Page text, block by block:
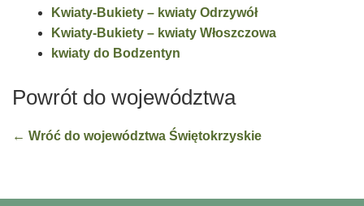
Kwiaty-Bukiety – kwiaty Odrzywół
Kwiaty-Bukiety – kwiaty Włoszczowa
kwiaty do Bodzentyn
Powrót do województwa
← Wróć do województwa Świętokrzyskie